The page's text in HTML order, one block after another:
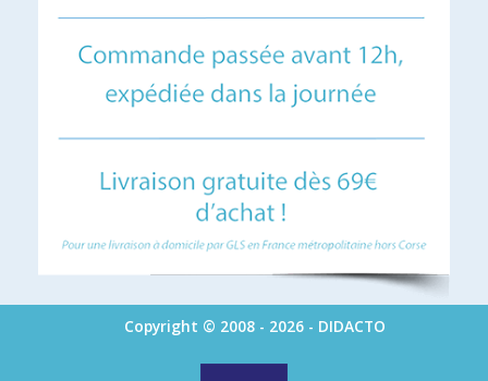
Copyright © 2008 - 2026 - DIDACTO